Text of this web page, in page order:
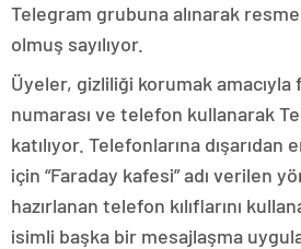
Telegram grubuna alınarak
olmuş sayılıyor.
Üyeler, gizliliği korumak
numarası ve telefon kullanarak
katılıyor. Telefonlarına
için “Faraday kafesi” adı verilen
hazırlanan telefon kılıflarını
isimli başka bir mesajlaşma